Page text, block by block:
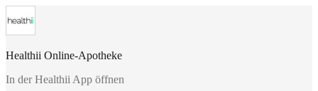
Healthii Online-Apotheke
In der Healthii App öffnen